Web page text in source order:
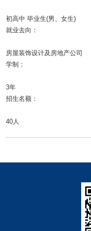
初高中 毕业生(男、女生)
就业去向：
房屋装饰设计及房地产公司
学制：
3年
招生名额：
40人